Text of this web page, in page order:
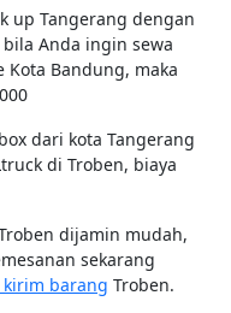
up Tangerang dengan
Anda ingin sewa
Kota Bandung, maka
dari kota Tangerang
di Troben, biaya
dijamin mudah,
sekarang
barang Troben.